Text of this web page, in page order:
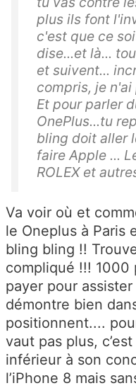
plus ils font
c'est que ce
dise...et là...
et suivent...
compris, je
Et pour parler
OnePlus...tu
bling doit aller
faire Apple ...
ROLEX et
Va voir où et
le Oneplus à Paris
bling bling !!
compliqué !!! 1000
payer pour
démontre bien
positionnent....
vaut pas plus,
inférieur à son
l’iPhone 8 mais